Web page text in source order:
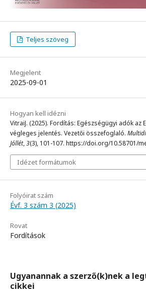
Teljes szöveg
Megjelent
2025-09-01
Hogyan kell idézni
VitraiJ. (2025). Fordítás: Egészségügyi adók az
végleges jelentés. Vezetői összefoglaló.
Jóllét,3(3), 101-107. https://doi.org/10.58701/
Idézet formátumok
Folyóirat szám
Évf. 3 szám 3 (2025)
Rovat
Fordítások
Ugyanannak a szerző(k)nek a
cikkei